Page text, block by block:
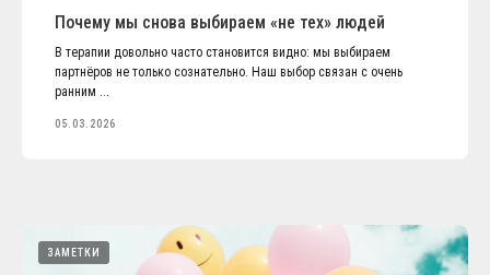
Почему мы снова выбираем «не тех» людей
В терапии довольно часто становится видно: мы выбираем
партнёров не только сознательно. Наш выбор связан с очень
ранним ...
05.03.2026
ЗАМЕТКИ